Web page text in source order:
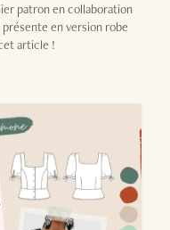
patron en collaboration
présente en version robe
article !